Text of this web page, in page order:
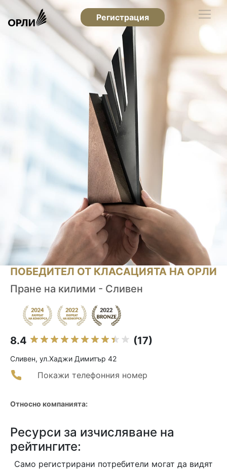
Регистрация
ПОБЕДИТЕЛ ОТ КЛАСАЦИЯТА НА ОРЛИ
Пране на килими - Сливен
8.4 (17)
Сливен, ул.Хаджи Димитър 42
Покажи телефонния номер
Относно компанията:
Ресурси за изчисляване на
рейтингите:
Само регистрирани потребители могат да видят